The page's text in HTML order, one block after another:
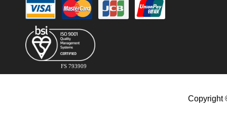
FS 793909
Copyright